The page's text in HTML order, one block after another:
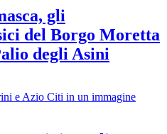
gli
del Borgo Moretta
degli Asini